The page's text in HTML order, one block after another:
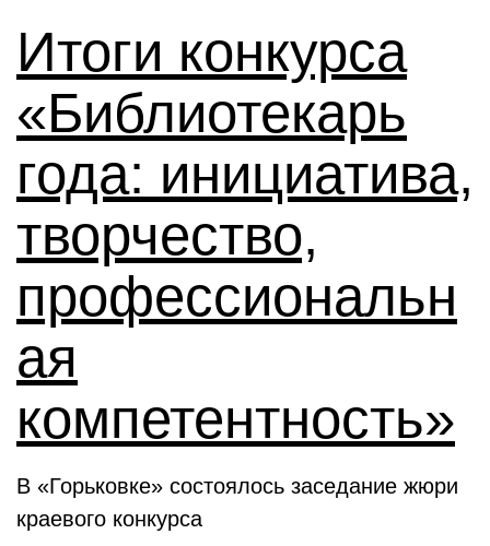
Итоги конкурса
«Библиотекарь
года: инициатива,
творчество,
профессиональн
ая
компетентность»
В «Горьковке» состоялось заседание жюри
краевого конкурса